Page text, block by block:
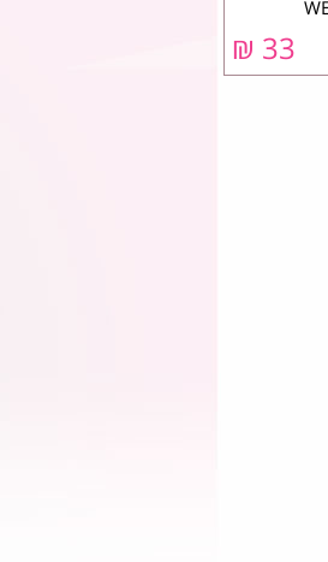
33 ₪